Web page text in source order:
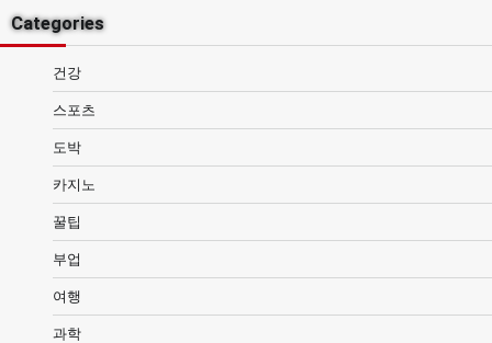
Categories
건강
스포츠
도박
카지노
꿀팁
부업
여행
과학